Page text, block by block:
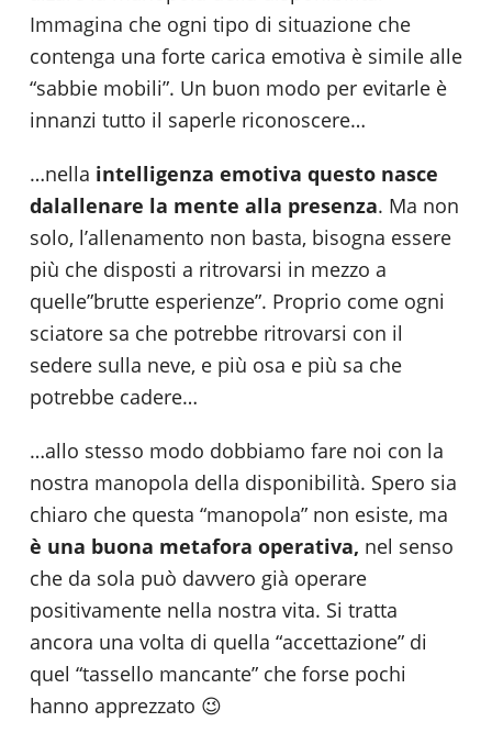
Immagina che ogni tipo di situazione che
contenga una forte carica emotiva è simile alle
“sabbie mobili”. Un buon modo per evitarle è
innanzi tutto il saperle riconoscere…
…nella intelligenza emotiva questo nasce
dalallenare la mente alla presenza. Ma non
solo, l’allenamento non basta, bisogna essere
più che disposti a ritrovarsi in mezzo a
quelle”brutte esperienze”. Proprio come ogni
sciatore sa che potrebbe ritrovarsi con il
sedere sulla neve, e più osa e più sa che
potrebbe cadere…
…allo stesso modo dobbiamo fare noi con la
nostra manopola della disponibilità. Spero sia
chiaro che questa “manopola” non esiste, ma
è una buona metafora operativa, nel senso
che da sola può davvero già operare
positivamente nella nostra vita. Si tratta
ancora una volta di quella “accettazione” di
quel “tassello mancante” che forse pochi
hanno apprezzato 😉